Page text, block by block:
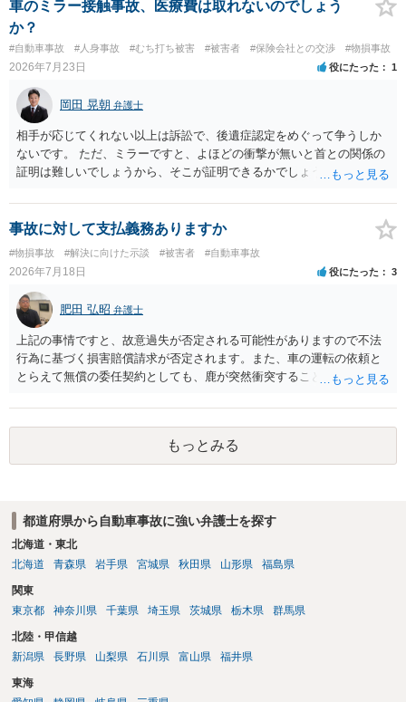
車のミラー接触事故、医療費は取れないのでしょう
か？
#自動車事故 #人身事故 #むち打ち被害 #被害者 #保険会社との交渉 #物損事故
2026年7月23日 役にたった 1
岡田 晃朝 弁護士
相手が応じてくれない以上は訴訟で、後遺症認定をめぐって争うしか
ないです。 ただ、ミラーですと、よほどの衝撃が無いと首との関係の
証明は難しいでしょうから、そこが証明できるかでしょうね。
事故に対して支払義務ありますか
#物損事故 #解決に向けた示談 #被害者 #自動車事故
2026年7月18日 役にたった 3
肥田 弘昭 弁護士
上記の事情ですと、故意過失が否定される可能性がありますので不法
行為に基づく損害賠償請求が否定されます。また、車の運転の依頼と
とらえて無償の委任契約としても、鹿が突然衝突することは予見がで
償請求も成立しない可能性があります。以上の理由から支払義務は否
定される可能性が高いです。ご参考にしてください。
もっとみる
都道府県から自動車事故に強い弁護士を探す
北海道・東北
北海道
青森県 岩手県 宮城県 秋田県 山形県 福島県
関東
東京都
神奈川県 千葉県 埼玉県 茨城県 栃木県 群馬県
北陸・甲信越
新潟県
長野県 山梨県 石川県 富山県 福井県
東海